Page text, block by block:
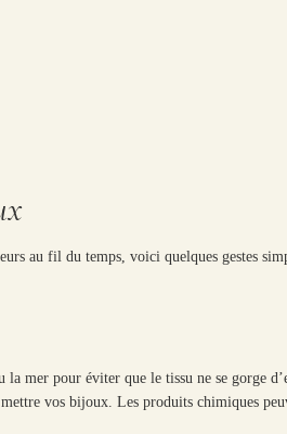
au fil du temps, voici quelques gestes
mer pour éviter que le tissu ne se gorge
vos bijoux. Les produits chimiques